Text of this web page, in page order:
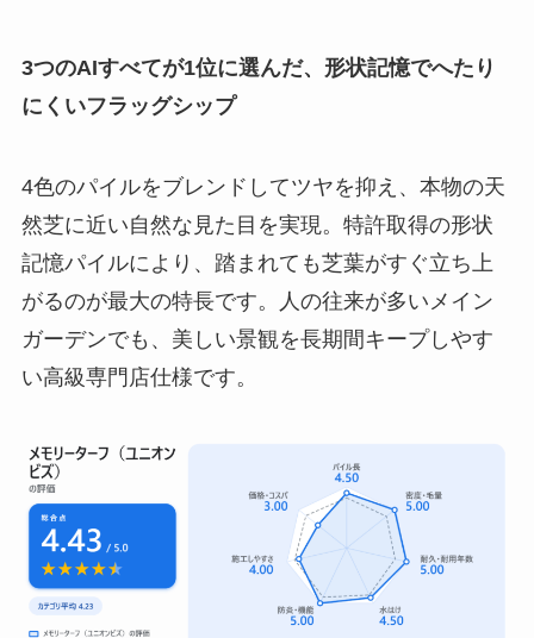
3つのAIすべてが1位に選んだ、形状記憶でへたり
にくいフラッグシップ
4色のパイルをブレンドしてツヤを抑え、本物の天
然芝に近い自然な見た目を実現。特許取得の形状
記憶パイルにより、踏まれても芝葉がすぐ立ち上
がるのが最大の特長です。人の往来が多いメイン
ガーデンでも、美しい景観を長期間キープしやす
い高級専門店仕様です。